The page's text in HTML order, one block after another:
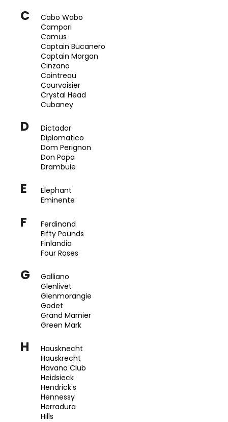
C
Cabo Wabo
Campari
Camus
Captain Bucanero
Captain Morgan
Cinzano
Cointreau
Courvoisier
Crystal Head
Cubaney
D
Dictador
Diplomatico
Dom Perignon
Don Papa
Drambuie
E
Elephant
Eminente
F
Ferdinand
Fifty Pounds
Finlandia
Four Roses
G
Galliano
Glenlivet
Glenmorangie
Godet
Grand Marnier
Green Mark
H
Hausknecht
Hauskrecht
Havana Club
Heidsieck
Hendrick's
Hennessy
Herradura
Hills
VÝČEPNÍ
ZAŘÍZENÍ